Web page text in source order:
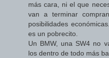
más cara, ni el que
van a terminar
posibilidades
es un pobrecito.
Un BMW, una SW4 no
los dentro de todo más